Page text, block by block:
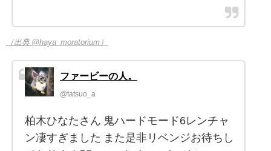
（出典 @haya_moratorium）
ファービーの人。
@tatsuo_a
柏木ひなたさん 鬼ハードモード6レンチャ
ン凄すぎました また是非リベンジお待ちし